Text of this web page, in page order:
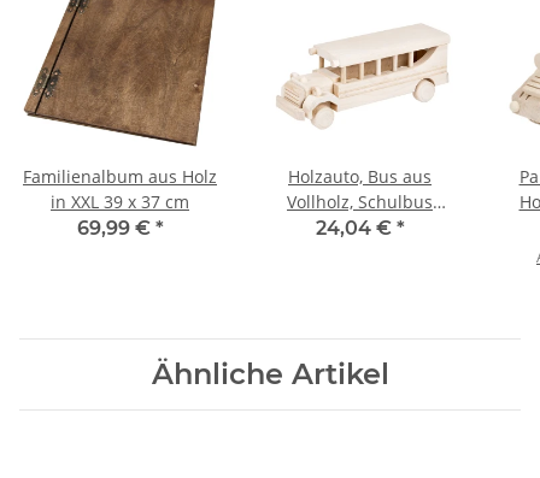
Familienalbum aus Holz
in XXL 39 x 37 cm
69,99 € *
Holzauto, Bus aus
Vollholz, Schulbus
29 × 10 × 11 cm
24,04 € *
Ähnliche Artikel